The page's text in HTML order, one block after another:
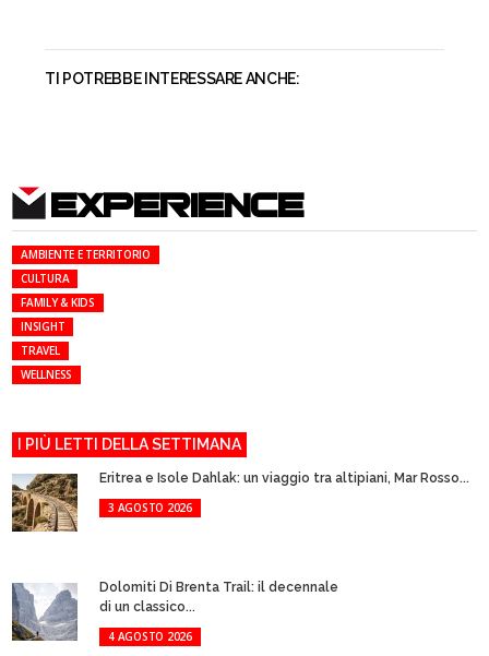
TI POTREBBE INTERESSARE ANCHE:
EXPERIENCE
AMBIENTE E TERRITORIO
CULTURA
FAMILY & KIDS
INSIGHT
TRAVEL
WELLNESS
I PIÙ LETTI DELLA SETTIMANA
Eritrea e Isole Dahlak: un viaggio tra altipiani, Mar Rosso...
3 AGOSTO 2026
Dolomiti Di Brenta Trail: il decennale
di un classico...
4 AGOSTO 2026